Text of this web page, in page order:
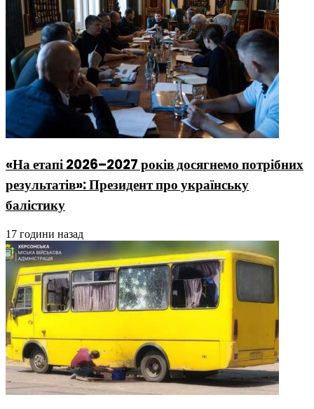
«На етапі 2026–2027 років досягнемо потрібних
результатів»: Президент про українську
балістику
17 години назад